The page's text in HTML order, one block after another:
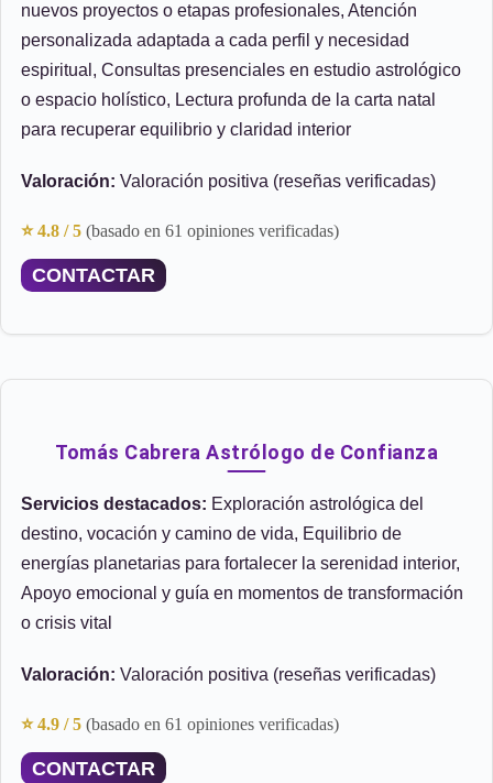
nuevos proyectos o etapas profesionales, Atención
personalizada adaptada a cada perfil y necesidad
espiritual, Consultas presenciales en estudio astrológico
o espacio holístico, Lectura profunda de la carta natal
para recuperar equilibrio y claridad interior
Valoración: Valoración positiva (reseñas verificadas)
⭐ 4.8 / 5 (basado en 61 opiniones verificadas)
CONTACTAR
Tomás Cabrera Astrólogo de Confianza
Servicios destacados: Exploración astrológica del
destino, vocación y camino de vida, Equilibrio de
energías planetarias para fortalecer la serenidad interior,
Apoyo emocional y guía en momentos de transformación
o crisis vital
Valoración: Valoración positiva (reseñas verificadas)
⭐ 4.9 / 5 (basado en 61 opiniones verificadas)
CONTACTAR